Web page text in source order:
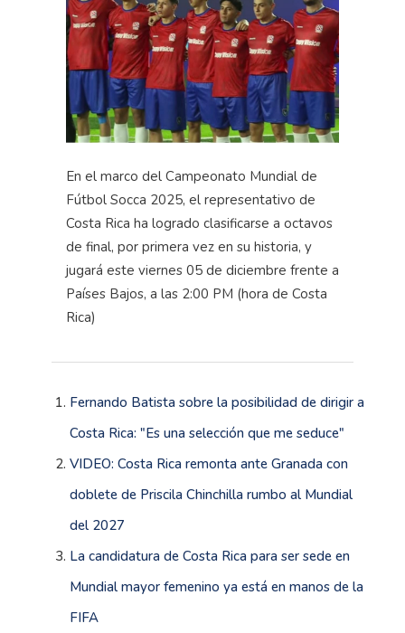
En el marco del Campeonato Mundial de
Fútbol Socca 2025, el representativo de
Costa Rica ha logrado clasificarse a octavos
de final, por primera vez en su historia, y
jugará este viernes 05 de diciembre frente a
Países Bajos, a las 2:00 PM (hora de Costa
Rica)
Fernando Batista sobre la posibilidad de dirigir a
Costa Rica: "Es una selección que me seduce"
VIDEO: Costa Rica remonta ante Granada con
doblete de Priscila Chinchilla rumbo al Mundial
del 2027
La candidatura de Costa Rica para ser sede en
Mundial mayor femenino ya está en manos de la
FIFA